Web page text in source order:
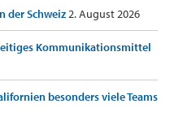
der Schweiz2. August 2026
Kommunikationsmittel
besonders viele Teams